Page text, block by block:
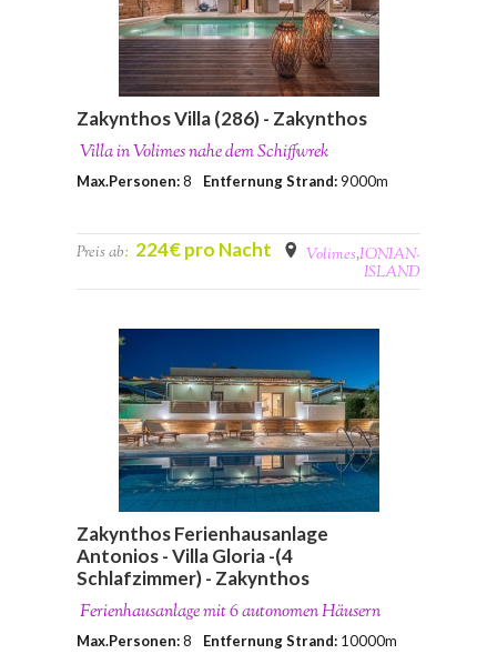
Zakynthos Villa (286) - Zakynthos
Villa in Volimes nahe dem Schiffwrek
Max.Personen:8 Entfernung Strand:9000m
Preis ab: 224€ pro Nacht Volimes,IONIAN-
ISLAND
Zakynthos Ferienhausanlage
Antonios - Villa Gloria -(4
Schlafzimmer) - Zakynthos
Ferienhausanlage mit 6 autonomen Häusern
Max.Personen:8 Entfernung Strand: 10000m